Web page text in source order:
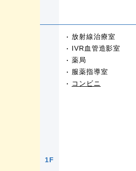
1F
放射線治療室
IVR血管造影室
薬局
服薬指導室
コンビニ